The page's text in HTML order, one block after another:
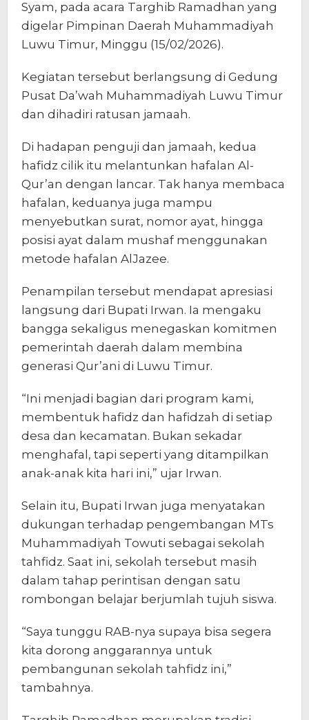
Syam, pada acara Targhib Ramadhan yang
digelar Pimpinan Daerah Muhammadiyah
Luwu Timur, Minggu (15/02/2026).
Kegiatan tersebut berlangsung di Gedung
Pusat Da’wah Muhammadiyah Luwu Timur
dan dihadiri ratusan jamaah.
Di hadapan penguji dan jamaah, kedua
hafidz cilik itu melantunkan hafalan Al-
Qur’an dengan lancar. Tak hanya membaca
hafalan, keduanya juga mampu
menyebutkan surat, nomor ayat, hingga
posisi ayat dalam mushaf menggunakan
metode hafalan AlJazee.
Penampilan tersebut mendapat apresiasi
langsung dari Bupati Irwan. Ia mengaku
bangga sekaligus menegaskan komitmen
pemerintah daerah dalam membina
generasi Qur’ani di Luwu Timur.
“Ini menjadi bagian dari program kami,
membentuk hafidz dan hafidzah di setiap
desa dan kecamatan. Bukan sekadar
menghafal, tapi seperti yang ditampilkan
anak-anak kita hari ini,” ujar Irwan.
Selain itu, Bupati Irwan juga menyatakan
dukungan terhadap pengembangan MTs
Muhammadiyah Towuti sebagai sekolah
tahfidz. Saat ini, sekolah tersebut masih
dalam tahap perintisan dengan satu
rombongan belajar berjumlah tujuh siswa.
“Saya tunggu RAB-nya supaya bisa segera
kita dorong anggarannya untuk
pembangunan sekolah tahfidz ini,”
tambahnya.